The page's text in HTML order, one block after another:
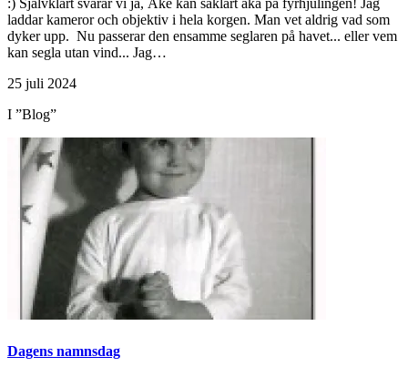
:) Självklart svarar vi ja, Åke kan såklart åka på fyrhjulingen! Jag
laddar kameror och objektiv i hela korgen. Man vet aldrig vad som
dyker upp. Nu passerar den ensamme seglaren på havet... eller vem
kan segla utan vind... Jag…
25 juli 2024
I ”Blog”
Dagens namnsdag